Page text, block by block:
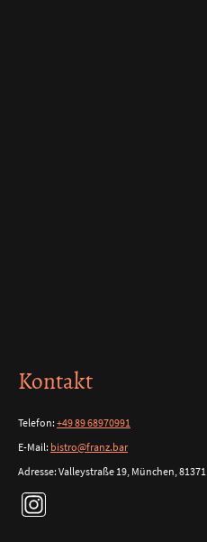
Kontakt
Telefon: +49 89 68970991
E-Mail: bistro@franz.bar
Adresse: Valleystraße 19, München, 81371